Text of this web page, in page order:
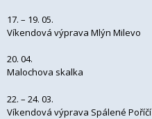
17. – 19. 05.
Víkendová výprava Mlýn Milevo
20. 04.
Malochova skalka
22. – 24. 03.
Víkendová výprava Spálené Poříčí